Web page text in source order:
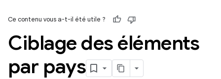
Ce contenu vous a-t-il été utile ?
Ciblage des éléments
par pays